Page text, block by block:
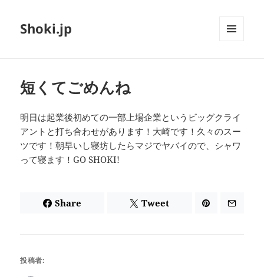
Shoki.jp
短くてごめんね
明日は起業後初めての一部上場企業というビッグクライ
アントと打ち合わせがあります！大崎です！久々のスー
ツです！朝早いし寝坊したらマジでヤバイので、シャワ
って寝ます！GO SHOKI!
Share Tweet
投稿者: